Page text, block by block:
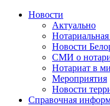
Новости
Актуально
Новости
СМИ о
Нотариат в
Мероприятия
Новости
Справочная